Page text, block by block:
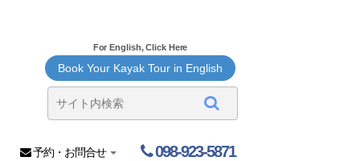
For English, Click Here
Book Your Kayak Tour in English
予約・お問合せ 098-923-5871